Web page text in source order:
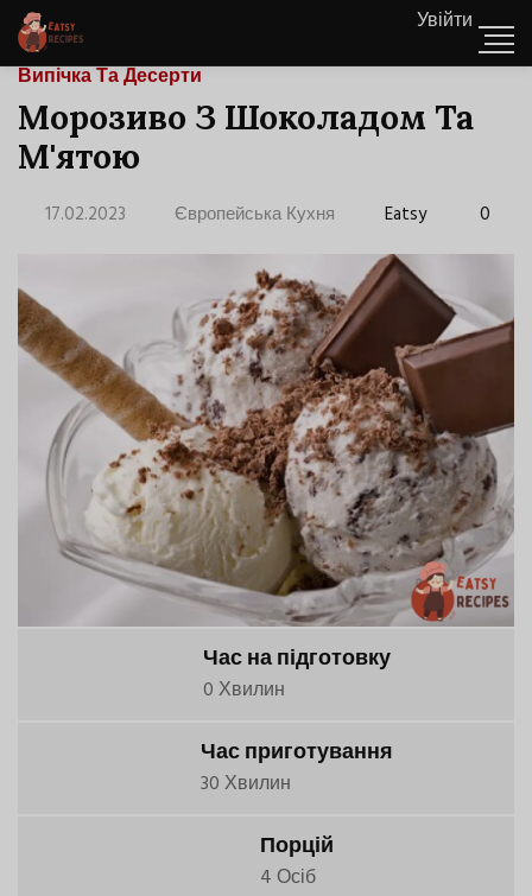
Увійти
Випічка Та Десерти
Морозиво З Шоколадом Та
М'ятою
17.02.2023 Європейська Кухня Eatsy 0
Час на підготовку
0 Хвилин
Час приготування
30 Хвилин
Порцій
4 Осіб